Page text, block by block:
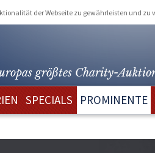
der Webseite zu gewährleisten und zu
größtes Charity-
SPECIALS PROMINENTE